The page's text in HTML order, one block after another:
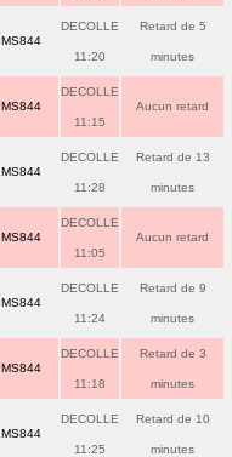
MS844
DECOLLE
11:20
Retard de 5
minutes
MS844
DECOLLE
11:15
Aucun retard
MS844
DECOLLE
11:28
Retard de 13
minutes
MS844
DECOLLE
11:05
Aucun retard
MS844
DECOLLE
11:24
Retard de 9
minutes
MS844
DECOLLE
11:18
Retard de 3
minutes
MS844
DECOLLE
11:25
Retard de 10
minutes